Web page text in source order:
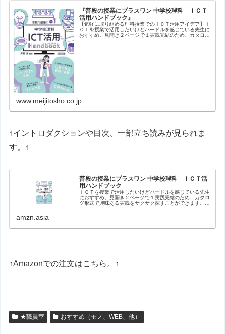
『普段の授業にプラスワン 中学校理科 ＩＣＴ
活用ハンドブック』
【気軽に取り組める理科授業でのＩＣＴ活用アイデア】Ｉ
ＣＴを授業で活用したいけどハードルを感じている先生に
おすすめ。見開き２ページで１実践完結のため、カタログ
www.meijitosho.co.jp
↑イントロダクションや目次、一部立ち読みが見られま
す。↑
普段の授業にプラスワン 中学校理科 ＩＣＴ活
用ハンドブック
ＩＣＴを授業で活用したいけどハードルを感じている先生
におすすめ。見開き２ページで１実践完結のため、カタロ
グ形式で興味ある実践をサクサク探すことができます。バ
amzn.asia
↑Amazonでの注文はこちら。↑
★職員室 おすすめ（モノ、WEB、他）